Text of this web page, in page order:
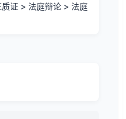
证 > 法庭辩论 > 法庭